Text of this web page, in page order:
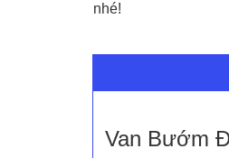
nhé!
Van Bướm